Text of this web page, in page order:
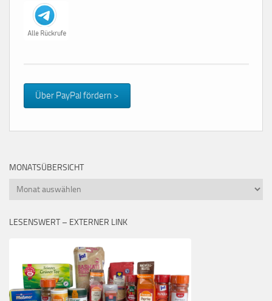
Über PayPal fördern >
MONATSÜBERSICHT
Monatsübersicht
LESENSWERT – EXTERNER LINK